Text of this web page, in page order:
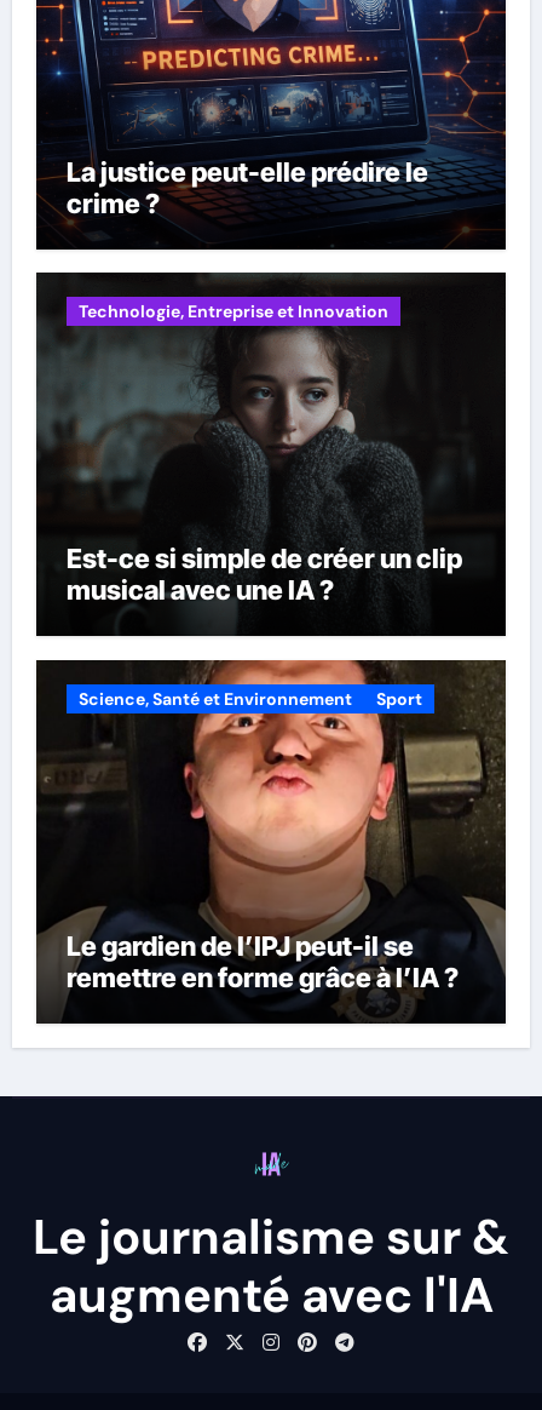
La justice peut-elle prédire le
crime ?
Technologie, Entreprise et Innovation
Est-ce si simple de créer un clip
musical avec une IA ?
Science, Santé et Environnement Sport
Le gardien de l’IPJ peut-il se
remettre en forme grâce à l’IA ?
Le journalisme sur &
augmenté avec l'IA